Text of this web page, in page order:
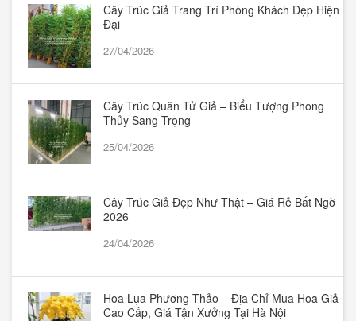
Cây Trúc Giả Trang Trí Phòng Khách Đẹp Hiện
Đại
27/04/2026
Cây Trúc Quân Tử Giả – Biểu Tượng Phong
Thủy Sang Trọng
25/04/2026
Cây Trúc Giả Đẹp Như Thật – Giá Rẻ Bất Ngờ
2026
24/04/2026
Hoa Lụa Phương Thảo – Địa Chỉ Mua Hoa Giả
Cao Cấp, Giá Tận Xưởng Tại Hà Nội